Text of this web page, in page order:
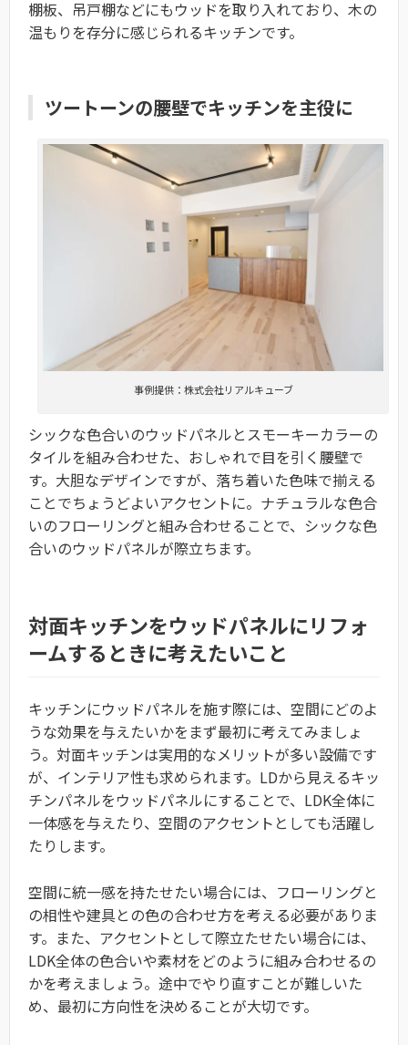
棚板、吊戸棚などにもウッドを取り入れており、木の
温もりを存分に感じられるキッチンです。
ツートーンの腰壁でキッチンを主役に
事例提供：株式会社リアルキューブ
シックな色合いのウッドパネルとスモーキーカラーの
タイルを組み合わせた、おしゃれで目を引く腰壁で
す。大胆なデザインですが、落ち着いた色味で揃える
ことでちょうどよいアクセントに。ナチュラルな色合
いのフローリングと組み合わせることで、シックな色
合いのウッドパネルが際立ちます。
対面キッチンをウッドパネルにリフォ
ームするときに考えたいこと
キッチンにウッドパネルを施す際には、空間にどのよ
うな効果を与えたいかをまず最初に考えてみましょ
う。対面キッチンは実用的なメリットが多い設備です
が、インテリア性も求められます。LDから見えるキッ
チンパネルをウッドパネルにすることで、LDK全体に
一体感を与えたり、空間のアクセントとしても活躍し
たりします。
空間に統一感を持たせたい場合には、フローリングと
の相性や建具との色の合わせ方を考える必要がありま
す。また、アクセントとして際立たせたい場合には、
LDK全体の色合いや素材をどのように組み合わせるの
かを考えましょう。途中でやり直すことが難しいた
め、最初に方向性を決めることが大切です。